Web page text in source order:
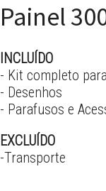
Painel
INCLUÍDO
- Kit completo
- Desenhos
- Parafusos e
EXCLUÍDO
-Transporte